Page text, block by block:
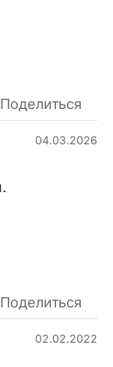
Поделиться
04.03.2026
Поделиться
02.02.2022